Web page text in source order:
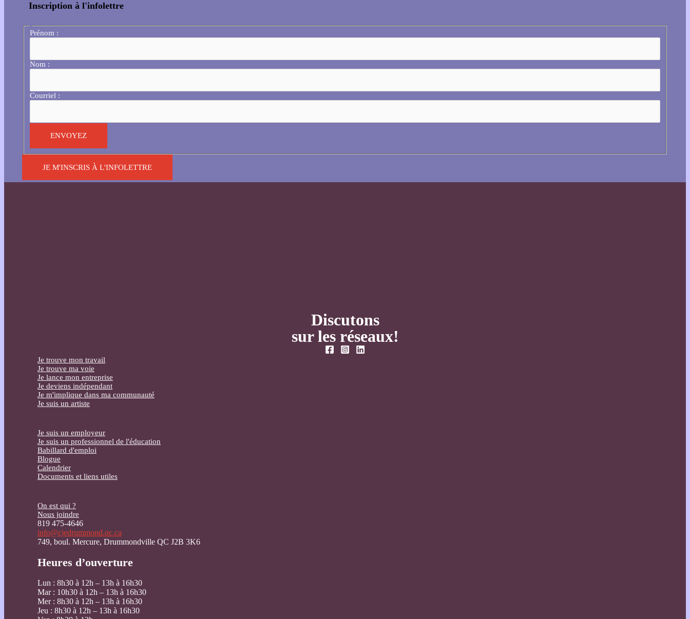
Inscription à l'infolettre
Prénom :
Nom :
Courriel :
JE M'INSCRIS À L'INFOLETTRE
Discutons
sur les réseaux!
Je trouve mon travail
Je trouve ma voie
Je lance mon entreprise
Je deviens indépendant
Je m'implique dans ma communauté
Je suis un artiste
Je suis un employeur
Je suis un professionnel de l'éducation
Babillard d'emploi
Blogue
Calendrier
Documents et liens utiles
On est qui ?
Nous joindre
819 475-4646
info@cjedrummond.qc.ca
749, boul. Mercure, Drummondville QC J2B 3K6
Heures d’ouverture
Lun : 8h30 à 12h – 13h à 16h30
Mar : 10h30 à 12h – 13h à 16h30
Mer : 8h30 à 12h – 13h à 16h30
Jeu : 8h30 à 12h – 13h à 16h30